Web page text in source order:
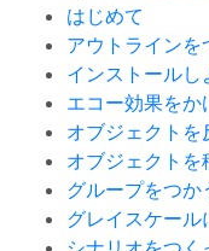
はじめて
アウトラインを
インストールし
エコー効果をか
オブジェクトを
オブジェクトを
グループをつか
グレイスケール